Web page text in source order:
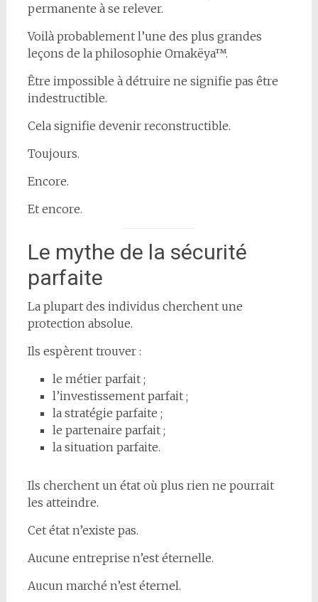
permanente à se relever.
Voilà probablement l’une des plus grandes
leçons de la philosophie Omakëya™.
Être impossible à détruire ne signifie pas être
indestructible.
Cela signifie devenir reconstructible.
Toujours.
Encore.
Et encore.
Le mythe de la sécurité
parfaite
La plupart des individus cherchent une
protection absolue.
Ils espèrent trouver :
le métier parfait ;
l’investissement parfait ;
la stratégie parfaite ;
le partenaire parfait ;
la situation parfaite.
Ils cherchent un état où plus rien ne pourrait
les atteindre.
Cet état n’existe pas.
Aucune entreprise n’est éternelle.
Aucun marché n’est éternel.